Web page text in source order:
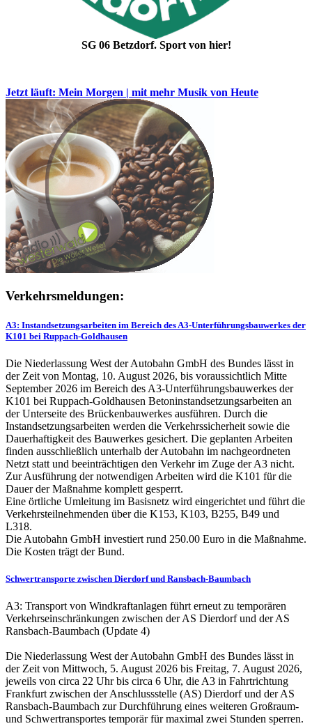
SG 06 Betzdorf. Sport von hier!
Jetzt läuft: Mein Morgen | mit mehr Musik von Heute
Verkehrsmeldungen:
A3: Instandsetzungsarbeiten im Bereich des A3-Unterführungsbauwerkes der
K101 bei Ruppach-Goldhausen
Die Niederlassung West der Autobahn GmbH des Bundes lässt in
der Zeit von Montag, 10. August 2026, bis voraussichtlich Mitte
September 2026 im Bereich des A3-Unterführungsbauwerkes der
K101 bei Ruppach-Goldhausen Betoninstandsetzungsarbeiten an
der Unterseite des Brückenbauwerkes ausführen. Durch die
Instandsetzungsarbeiten werden die Verkehrssicherheit sowie die
Dauerhaftigkeit des Bauwerkes gesichert. Die geplanten Arbeiten
finden ausschließlich unterhalb der Autobahn im nachgeordneten
Netzt statt und beeinträchtigen den Verkehr im Zuge der A3 nicht.
Zur Ausführung der notwendigen Arbeiten wird die K101 für die
Dauer der Maßnahme komplett gesperrt.
Eine örtliche Umleitung im Basisnetz wird eingerichtet und führt die
Verkehrsteilnehmenden über die K153, K103, B255, B49 und
L318.
Die Autobahn GmbH investiert rund 250.00 Euro in die Maßnahme.
Die Kosten trägt der Bund.
Schwertransporte zwischen Dierdorf und Ransbach-Baumbach
A3: Transport von Windkraftanlagen führt erneut zu temporären
Verkehrseinschränkungen zwischen der AS Dierdorf und der AS
Ransbach-Baumbach (Update 4)
Die Niederlassung West der Autobahn GmbH des Bundes lässt in
der Zeit von Mittwoch, 5. August 2026 bis Freitag, 7. August 2026,
jeweils von circa 22 Uhr bis circa 6 Uhr, die A3 in Fahrtrichtung
Frankfurt zwischen der Anschlussstelle (AS) Dierdorf und der AS
Ransbach-Baumbach zur Durchführung eines weiteren Großraum-
und Schwertransportes temporär für maximal zwei Stunden sperren.